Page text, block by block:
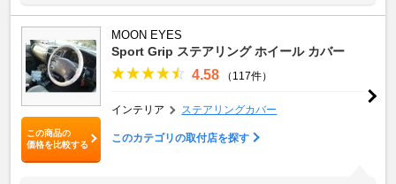
この商品の
価格を比較する
MOON EYES
Sport Grip ステアリング ホイール カバー
4.58 （117件）
インテリア ステアリングカバー
このカテゴリの取付店を探す